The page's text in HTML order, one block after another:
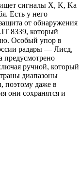
сигналы X, K, Ka
Есть у него
от обнаружения
8339, который
Особый упор в
радары — Лисд,
предусмотрено
ручной, который
диапазоны
поэтому даже в
они сохранятся и